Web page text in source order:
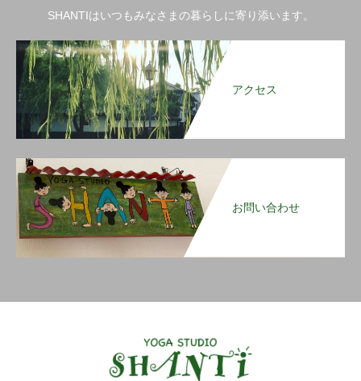
SHANTIはいつもみなさまの暮らしに寄り添います。
アクセス
お問い合わせ